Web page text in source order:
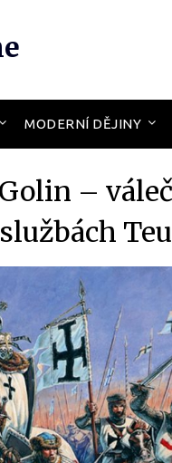
MODERNÍ DĚJINY
–